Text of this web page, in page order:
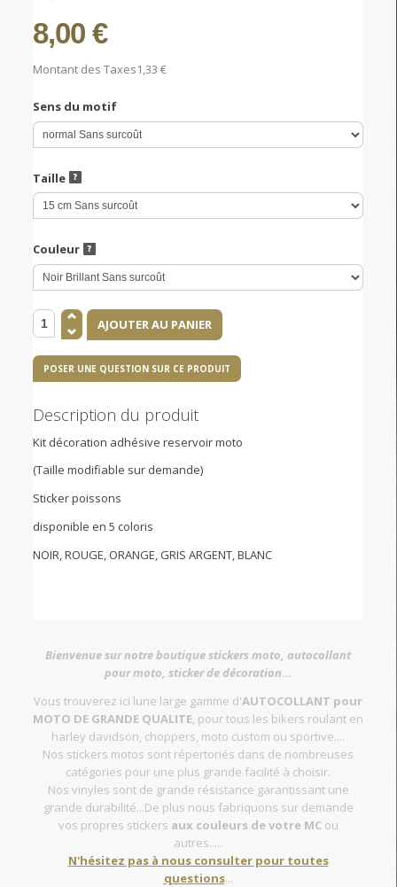
8,00 €
Montant des Taxes1,33 €
Sens du motif
Taille
Couleur
POSER UNE QUESTION SUR CE PRODUIT
Description du produit
Kit décoration adhésive reservoir moto
(Taille modifiable sur demande)
Sticker poissons
disponible en 5 coloris
NOIR, ROUGE, ORANGE, GRIS ARGENT, BLANC
Bienvenue sur notre boutique stickers moto, autocollant
pour moto, sticker de décoration...
Vous trouverez ici lune large gamme d'AUTOCOLLANT pour
MOTO DE GRANDE QUALITE , pour tous les bikers roulant en
harley davidson, choppers, moto custom ou sportive....
Nos stickers motos sont répertoriés dans de nombreuses
catégories pour une plus grande facilité à choisir.
Nos vinyles sont de grande résistance garantissant une
grande durabilité...De plus nous fabriquons sur demande
vos propres stickers aux couleurs de votre MCou
autres.....
N'hésitez pas à nous consulter pour toutes
questions...